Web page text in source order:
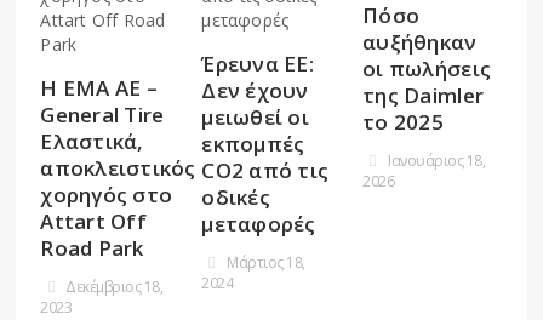
H EMA AE –
General Tire
Ελαστικά,
αποκλειστικός
χορηγός στο
Attart Off
Road Park
Δεκέμβριος 18,
2023
Έρευνα EΕ:
Δεν έχουν
μειωθεί οι
εκπομπές
CO2 από τις
οδικές
μεταφορές
Μάρτιος 18,
2024
Πόσο
αυξήθηκαν
οι πωλήσεις
της Daimler
το 2025
Ιανουάριος 18,
2026